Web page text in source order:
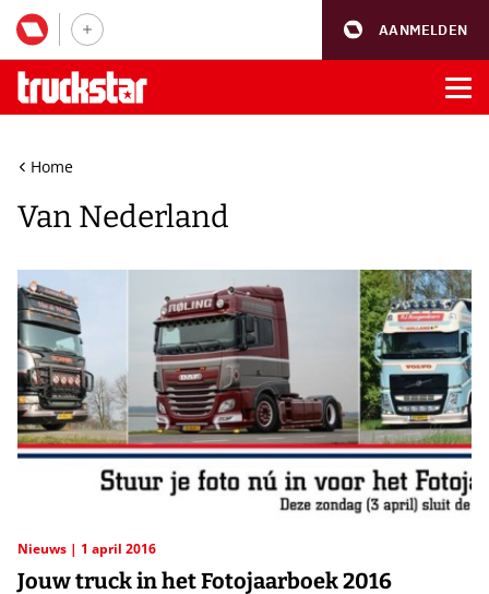
AANMELDEN
Home
Van Nederland
Nieuws 1 april 2016
Jouw truck in het Fotojaarboek 2016